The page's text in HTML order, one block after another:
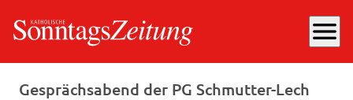
menu
Mittwoch, 11.12.2024, 16:07 Uhr
Gesprächsabend der PG Schmutter-Lech